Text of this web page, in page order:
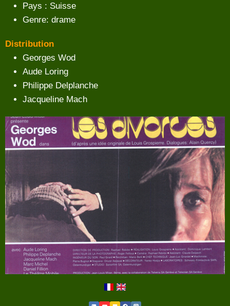
Pays : Suisse
Genre: drame
Distribution
Georges Wod
Aude Loring
Philippe Delplanche
Jacqueline Mach